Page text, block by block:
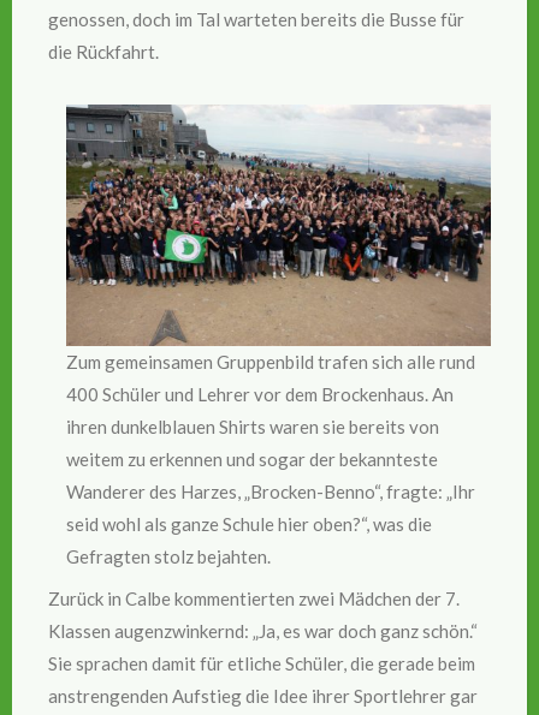
genossen, doch im Tal warteten bereits die Busse für
die Rückfahrt.
Zum gemeinsamen Gruppenbild trafen sich alle rund
400 Schüler und Lehrer vor dem Brockenhaus. An
ihren dunkelblauen Shirts waren sie bereits von
weitem zu erkennen und sogar der bekannteste
Wanderer des Harzes, „Brocken-Benno“, fragte: „Ihr
seid wohl als ganze Schule hier oben?“, was die
Gefragten stolz bejahten.
Zurück in Calbe kommentierten zwei Mädchen der 7.
Klassen augenzwinkernd: „Ja, es war doch ganz schön.“
Sie sprachen damit für etliche Schüler, die gerade beim
anstrengenden Aufstieg die Idee ihrer Sportlehrer gar